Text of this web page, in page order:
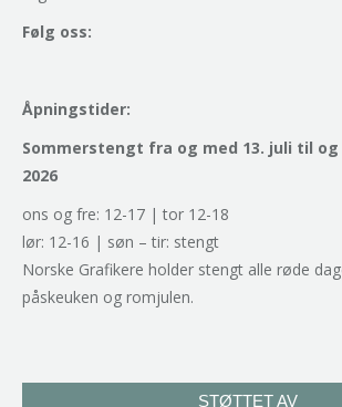
Følg oss:
Åpningstider:
Sommerstengt fra og med 13. juli til
2026
ons og fre: 12-17 | tor 12-18
lør: 12-16 | søn – tir: stengt
Norske Grafikere holder stengt alle røde
påskeuken og romjulen.
STØTTET AV